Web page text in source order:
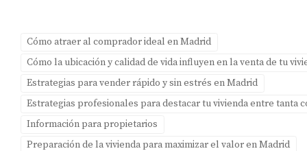
¿Cómo puedo empezar a despersonalizar mi
hogar?
Comienza eliminando fotos familiares y objetos
personales. Considera redecorar con colores neutros y
muebles simples que permitan al comprador imaginarse
viviendo allí.
Cómo atraer al comprador ideal en Madrid
Cómo la ubicación y calidad de vida influyen en la venta de tu
Estrategias para vender rápido y sin estrés en Madrid
Estrategias profesionales para destacar tu vivienda entre tanta
Información para propietarios
Preparación de la vivienda para maximizar el valor en Madrid